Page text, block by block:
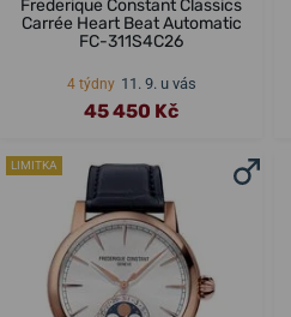
Frederique Constant Classics
Carrée Heart Beat Automatic
FC-311S4C26
4 týdny 11. 9. u vás
45 450 Kč
LIMITKA